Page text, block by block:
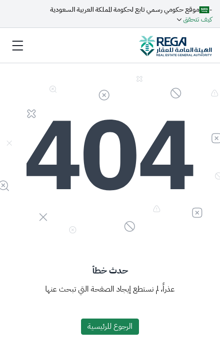
-
موقع حكومي رسمي تابع لحكومة المملكة العربية السعودية
كيف تتحقق
حدث خطأ
عذراً، لم نستطع إيجاد الصفحة التي تبحث عنها
الرجوع للرئيسية